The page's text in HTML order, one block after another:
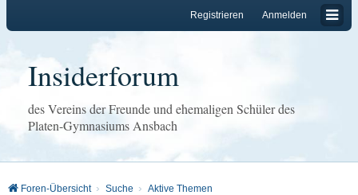
Anmelden
Registrieren
Insiderforum
des Vereins der Freunde und ehemaligen Schüler des
Platen-Gymnasiums Ansbach
Foren-Übersicht Suche Aktive Themen